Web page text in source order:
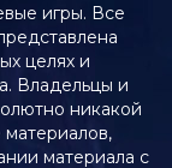
игры. Все
целях и
Владельцы и
никакой
материалов,
материала с